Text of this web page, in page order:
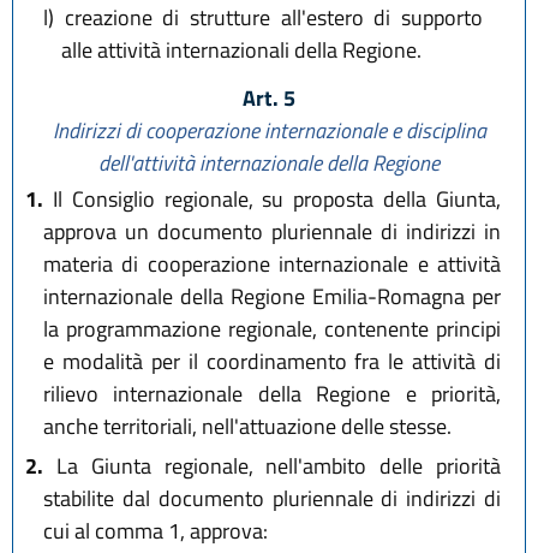
l) creazione di strutture all'estero di supporto
alle attività internazionali della Regione.
Art. 5
Indirizzi di cooperazione internazionalee disciplina
dell'attività internazionale della Regione
1. Il Consiglio regionale, su proposta della Giunta,
approva un documento pluriennale di indirizzi in
materia di cooperazione internazionale e attività
internazionale della Regione Emilia-Romagna per
la programmazione regionale, contenente principi
e modalità per il coordinamento fra le attività di
rilievo internazionale della Regione e priorità,
anche territoriali, nell'attuazione delle stesse.
2. La Giunta regionale, nell'ambito delle priorità
stabilite dal documento pluriennale di indirizzi di
cui al comma 1, approva: